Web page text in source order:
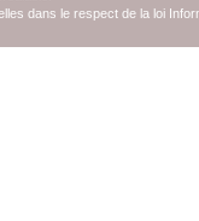
dans le respect de la loi